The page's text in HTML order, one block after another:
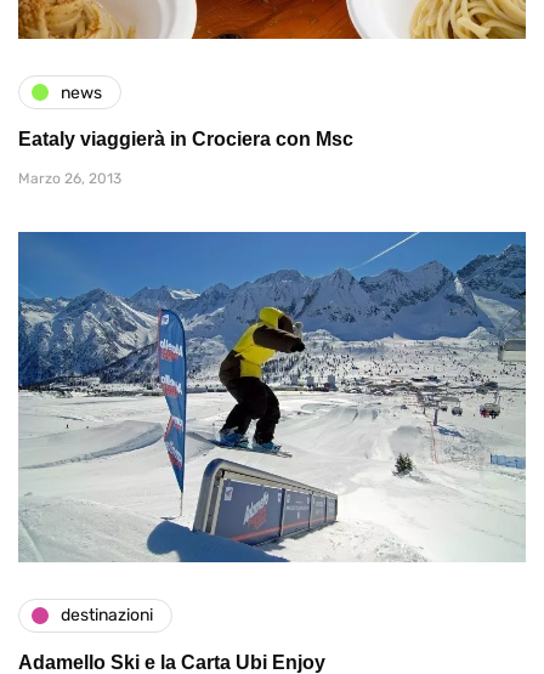
news
Eataly viaggierà in Crociera con Msc
Marzo 26, 2013
destinazioni
Adamello Ski e la Carta Ubi Enjoy